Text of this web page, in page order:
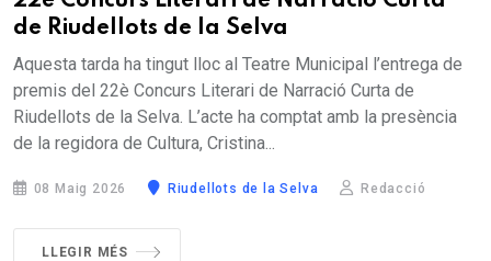
de Riudellots de la Selva
Aquesta tarda ha tingut lloc al Teatre Municipal l’entrega de
premis del 22è Concurs Literari de Narració Curta de
Riudellots de la Selva. L’acte ha comptat amb la presència
de la regidora de Cultura, Cristina...
08 Maig 2026 Riudellots de la Selva Redacció
LLEGIR MÉS